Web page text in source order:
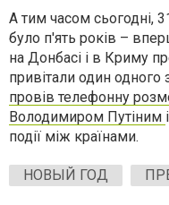
А тим часом сьогодні,
було п'ять років –
на Донбасі і в Криму
привітали один
провів телефонну
Володимиром Путіним
події між країнами.
НОВЫЙ ГОД